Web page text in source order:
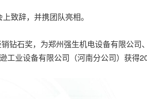
致辞，并携团队亮相。
钻石奖，为郑州强生机电设备有限公
业设备有限公司（河南分公司）获得